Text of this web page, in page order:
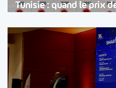
Tunisie : quand le prix